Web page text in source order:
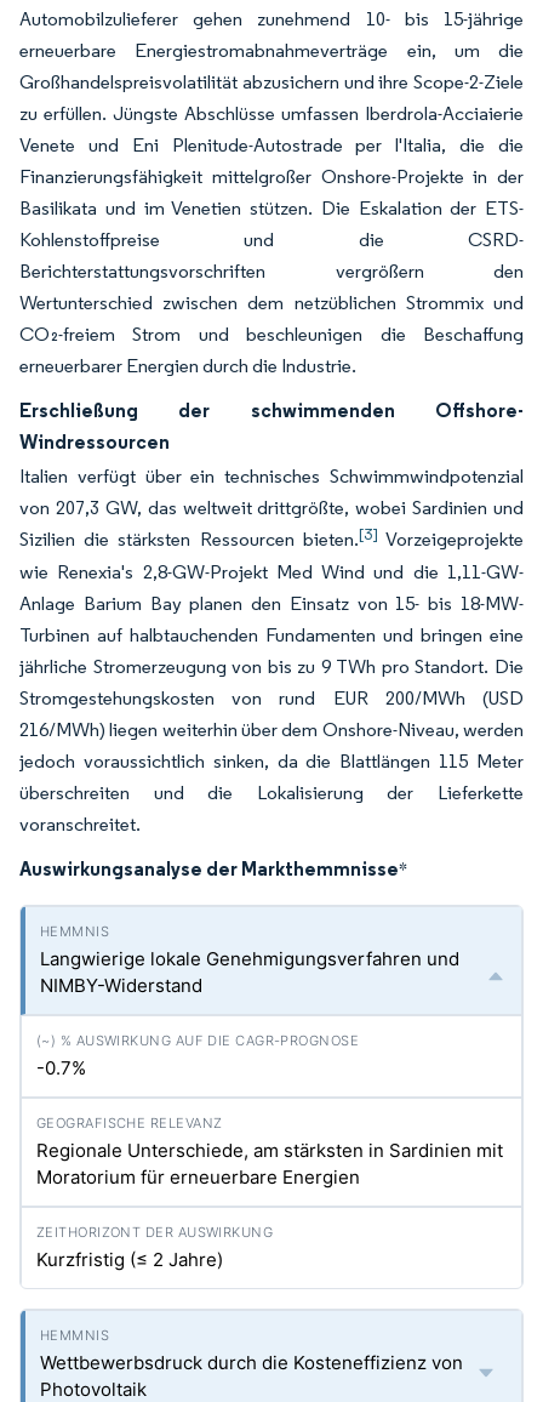
Automobilzulieferer gehen zunehmend 10- bis 15-jährige
erneuerbare Energiestromabnahmeverträge ein, um die
Großhandelspreisvolatilität abzusichern und ihre Scope-2-Ziele
zu erfüllen. Jüngste Abschlüsse umfassen Iberdrola-Acciaierie
Venete und Eni Plenitude-Autostrade per l'Italia, die die
Finanzierungsfähigkeit mittelgroßer Onshore-Projekte in der
Basilikata und im Venetien stützen. Die Eskalation der ETS-
Kohlenstoffpreise und die CSRD-
Berichterstattungsvorschriften vergrößern den
Wertunterschied zwischen dem netzüblichen Strommix und
CO₂-freiem Strom und beschleunigen die Beschaffung
erneuerbarer Energien durch die Industrie.
Erschließung der schwimmenden Offshore-
Windressourcen
Italien verfügt über ein technisches Schwimmwindpotenzial
von 207,3 GW, das weltweit drittgrößte, wobei Sardinien und
Sizilien die stärksten Ressourcen bieten.[3] Vorzeigeprojekte
wie Renexia's 2,8-GW-Projekt Med Wind und die 1,11-GW-
Anlage Barium Bay planen den Einsatz von 15- bis 18-MW-
Turbinen auf halbtauchenden Fundamenten und bringen eine
jährliche Stromerzeugung von bis zu 9 TWh pro Standort. Die
Stromgestehungskosten von rund EUR 200/MWh (USD
216/MWh) liegen weiterhin über dem Onshore-Niveau, werden
jedoch voraussichtlich sinken, da die Blattlängen 115 Meter
überschreiten und die Lokalisierung der Lieferkette
voranschreitet.
Auswirkungsanalyse der Markthemmnisse*
Langwierige lokale Genehmigungsverfahren und
NIMBY-Widerstand
-0.7%
Regionale Unterschiede, am stärksten in Sardinien mit
Moratorium für erneuerbare Energien
Kurzfristig (≤ 2 Jahre)
Wettbewerbsdruck durch die Kosteneffizienz von
Photovoltaik